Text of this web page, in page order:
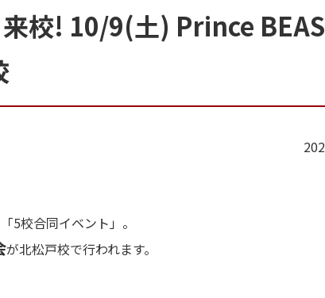
校! 10/9(土) Prince
5校合同イベント」。
が北松戸校で行われます。